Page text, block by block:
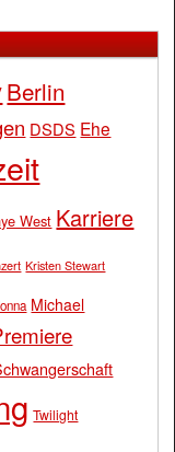
Berlin
DSDS Ehe
West Karriere
Kristen Stewart
Michael
Twilight